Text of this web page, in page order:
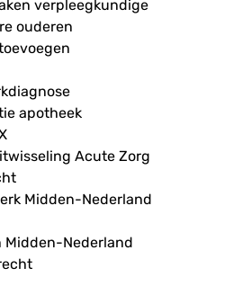
verpleegkundige
ouderen
apotheek
Acute Zorg
Midden-Nederland
Midden-Nederland